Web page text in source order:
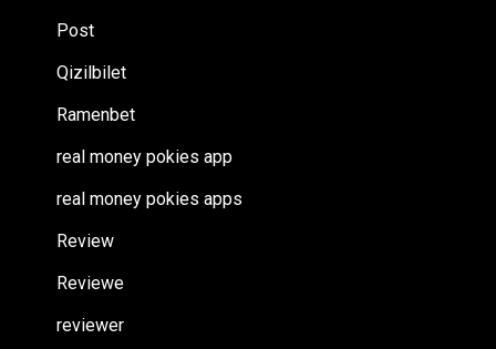
Post
Qizilbilet
Ramenbet
real money pokies app
real money pokies apps
Review
Reviewe
reviewer